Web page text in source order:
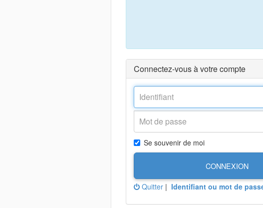
Connectez-vous à votre compte
Se souvenir de moi
CONNEXION
Quitter | Identifiant ou mot de